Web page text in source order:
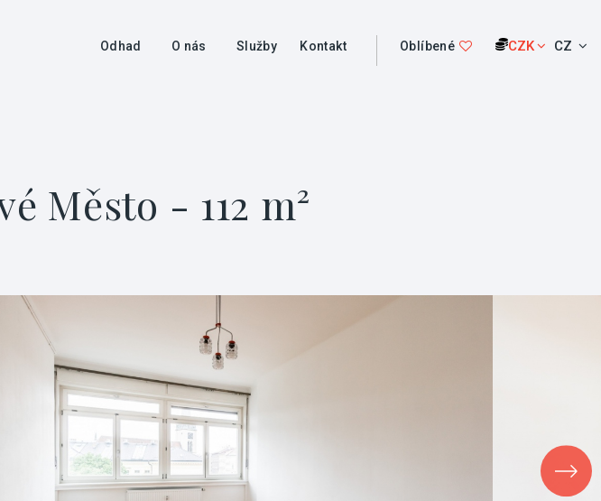
Odhad O nás Služby Kontakt Oblíbené CZK CZ
Město - 112 m²